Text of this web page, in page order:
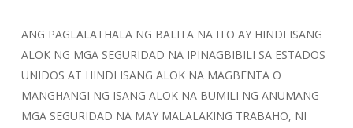
ANG PAGLALATHALA NG BALITA NA ITO AY HINDI ISANG
ALOK NG MGA SEGURIDAD NA IPINAGBIBILI SA ESTADOS
UNIDOS AT HINDI ISANG ALOK NA MAGBENTA O
MANGHANGI NG ISANG ALOK NA BUMILI NG ANUMANG
MGA SEGURIDAD NA MAY MALALAKING TRABAHO, NI